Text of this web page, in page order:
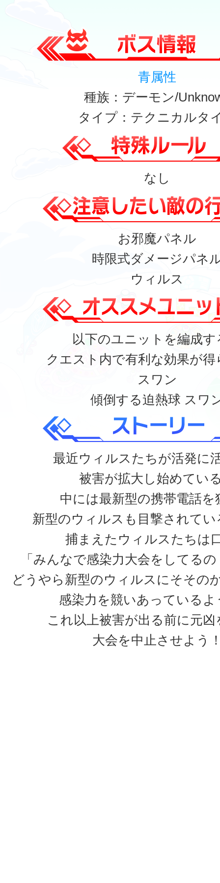
青属性
種族：デーモン/
タイプ：テクニカルタ
なし
お邪魔パネル
時限式ダメージパネ
ウィルス
以下のユニットを編成す
クエスト内で有利な効果が
スワン
傾倒する迫熱球 スワ
最近ウィルスたちが活発に
被害が拡大し始めてい
中には最新型の携帯電話を
新型のウィルスも目撃されて
捕まえたウィルスたちは
「みんなで感染力大会をしてる
どうやら新型のウィルスにそその
感染力を競いあっているよ
これ以上被害が出る前に元凶
大会を中止させよう